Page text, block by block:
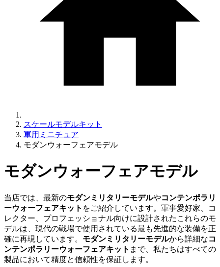
スケールモデルキット
軍用ミニチュア
モダンウォーフェアモデル
モダンウォーフェアモデル
当店では、最新のモダンミリタリーモデルやコンテンポラリ
ーウォーフェアキット をご紹介しています。軍事愛好家、コ
レクター、プロフェッショナル向けに設計されたこれらのモ
デルは、現代の戦場で使用されている最も先進的な装備を正
確に再現しています。 モダンミリタリーモデルから詳細なコ
ンテンポラリーウォーフェアキット まで、私たちはすべての
製品において精度と信頼性を保証します。